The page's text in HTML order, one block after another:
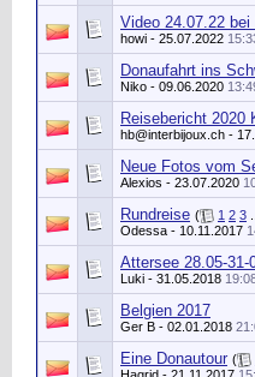
Video 24.07.22 bei
howi - 25.07.2022
Donaufahrt ins
Niko - 09.06.2020
Reisebericht 2020
hb@interbijoux.ch -
Neue Fotos vom
Alexios - 23.07.2020
Rundreise ( 1 2 3
Odessa - 10.11.2017
Attersee 28.05-31-
Luki - 31.05.2018
Belgien 2017
Ger B - 02.01.2018
Eine Donautour (